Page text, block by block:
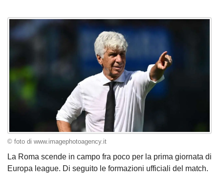
© foto di www.imagephotoagency.it
La Roma scende in campo fra poco per la prima giornata di
Europa league. Di seguito le formazioni ufficiali del match.